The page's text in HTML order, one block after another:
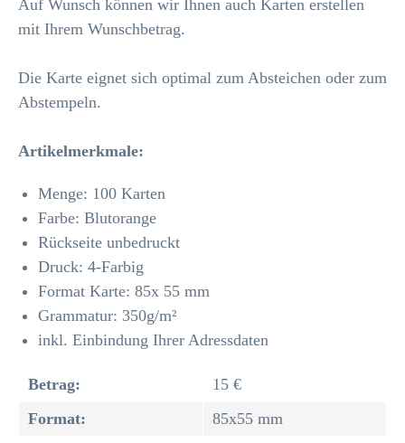
Auf Wunsch können wir Ihnen auch Karten erstellen
mit Ihrem Wunschbetrag.
Die Karte eignet sich optimal zum Absteichen oder zum
Abstempeln.
Artikelmerkmale:
Menge: 100 Karten
Farbe: Blutorange
Rückseite unbedruckt
Druck: 4-Farbig
Format Karte: 85x 55 mm
Grammatur: 350g/m²
inkl. Einbindung Ihrer Adressdaten
Betrag:
15 €
Format:
85x55 mm